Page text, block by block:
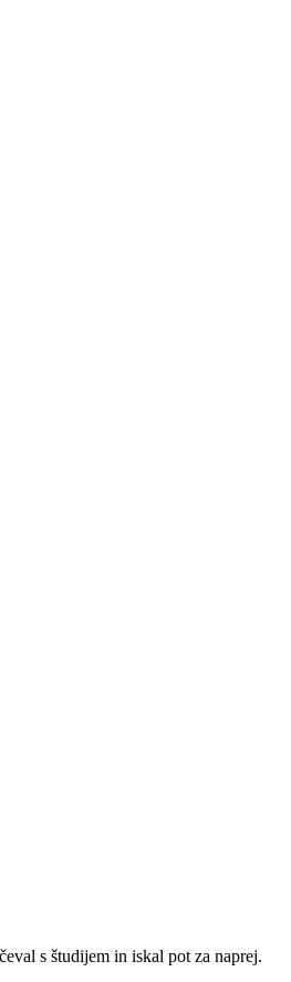
s študijem in iskal pot za naprej.